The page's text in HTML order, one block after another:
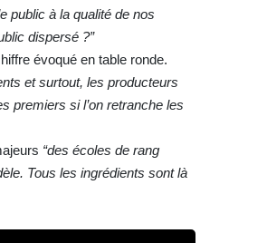
public à la qualité de nos
dispersé ?”
évoqué en table ronde.
et surtout, les producteurs
premiers si l’on retranche les
“des écoles de rang
Tous les ingrédients sont là